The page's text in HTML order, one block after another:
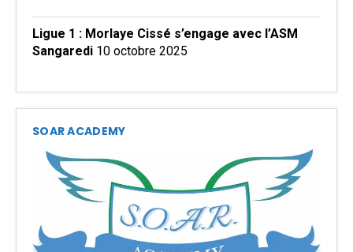
Ligue 1 : Morlaye Cissé s’engage avec l’ASM
Sangaredi 10 octobre 2025
SOAR ACADEMY